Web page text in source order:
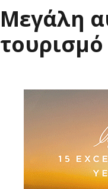
Μεγάλη
τουρισμό